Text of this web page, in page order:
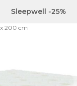
Sleepwell -25%
x 200 cm